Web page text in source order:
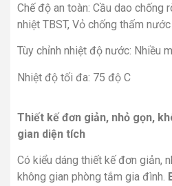
Chế độ an toàn: Cầu dao chống
nhiệt TBST, Vỏ chống thấm
Tùy chỉnh nhiệt độ nước: Nhiều
Nhiệt độ tối đa: 75 độ C
Thiết kế đơn giản, nhỏ gọn,
gian diện tích
Có kiểu dáng thiết kế đơn giản,
không gian phòng tắm gia đình.